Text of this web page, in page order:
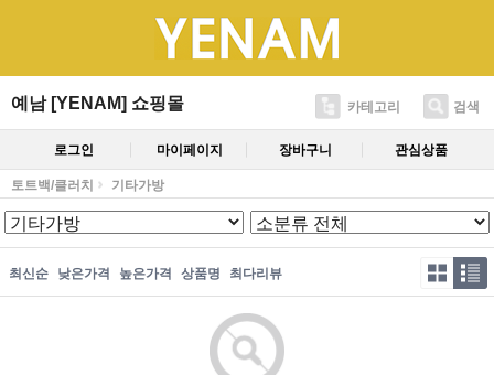
예남 [YENAM] 쇼핑몰 카테고리 검색
로그인 마이페이지 장바구니 관심상품
토트백/클러치 기타가방
최신순 낮은가격 높은가격 상품명 최다리뷰